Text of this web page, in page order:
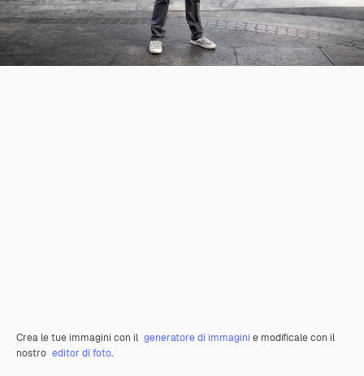
Crea le tue immagini con il generatore di immagini e modificale con il
nostro editor di foto.